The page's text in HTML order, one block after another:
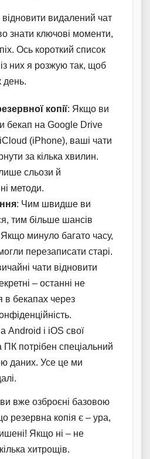
видалений чат
знати ключові моменти,
Ось короткий список
них я розжую так, щоб
день.
копії: Якщо ви
бекап на Google Drive
(iPhone), ваші чати
за кілька хвилин.
сльози й
методи.
: Чим швидше ви
тим більше шансів
Якщо минуло багато часу,
перезаписати старі.
чати відновити
– останні не
в бекапах через
Android і iOS свої
потрібен спеціальний
даних. Усе це ми
вже озброєні базовою
резервна копія є – ура,
Якщо ні – не
хитрощів.